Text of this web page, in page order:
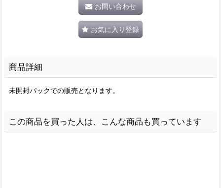
お問い合わせ
お気に入り登録
商品詳細
未開封パックでの販売となります。
この商品を買った人は、こんな商品も買っています